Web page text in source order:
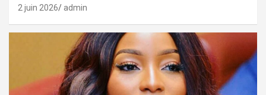
2 juin 2026 admin